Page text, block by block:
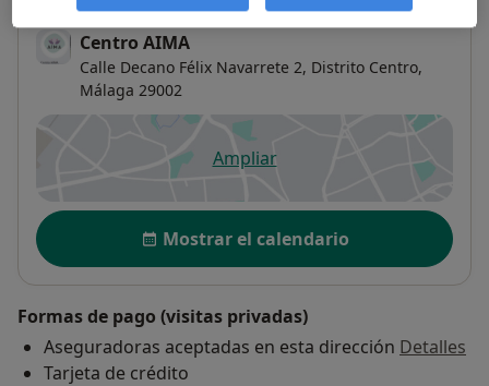
Centro AIMA
Calle Decano Félix Navarrete 2, Distrito Centro,
Málaga 29002
Ampliarse abre en una nueva
Disponibilidad
Mostrar el calendario
Formas de pago (visitas privadas)
Aseguradoras aceptadas en esta dirección Detalles
Tarjeta de crédito